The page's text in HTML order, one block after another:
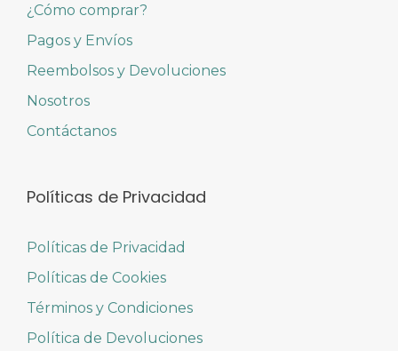
¿Cómo comprar?
Pagos y Envíos
Reembolsos y Devoluciones
Nosotros
Contáctanos
Políticas de Privacidad
Políticas de Privacidad
Políticas de Cookies
Términos y Condiciones
Política de Devoluciones